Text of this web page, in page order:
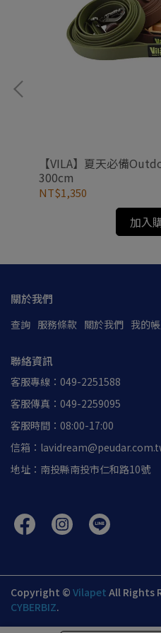
【VILA】夏天必備
300cm
NT$1,350
加入
關於我們
查詢 服務條款 關於我們 我的
聯絡資訊
客服專線：049-2251588
客服傳真：049-2259095
客服時間：08:00-17:00
信箱：
地址：南投縣南投市仁和路10號
Copyright © Vilapet All Rights
CYBERBIZ.